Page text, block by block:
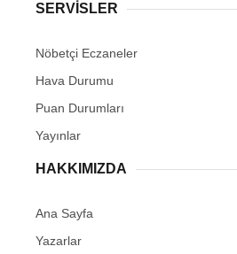
SERVİSLER
Nöbetçi Eczaneler
Hava Durumu
Puan Durumları
Yayınlar
HAKKIMIZDA
Ana Sayfa
Yazarlar